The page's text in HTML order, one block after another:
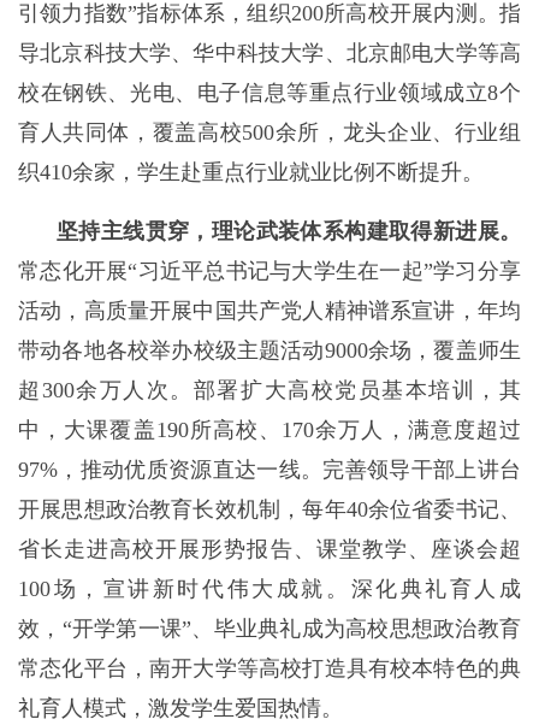
引领力指数”指标体系，组织200所高校开展内测。指
导北京科技大学、华中科技大学、北京邮电大学等高
校在钢铁、光电、电子信息等重点行业领域成立8个
育人共同体，覆盖高校500余所，龙头企业、行业组
织410余家，学生赴重点行业就业比例不断提升。
坚持主线贯穿，理论武装体系构建取得新进展。
常态化开展“习近平总书记与大学生在一起”学习分享
活动，高质量开展中国共产党人精神谱系宣讲，年均
带动各地各校举办校级主题活动9000余场，覆盖师生
超300余万人次。部署扩大高校党员基本培训，其
中，大课覆盖190所高校、170余万人，满意度超过
97%，推动优质资源直达一线。完善领导干部上讲台
开展思想政治教育长效机制，每年40余位省委书记、
省长走进高校开展形势报告、课堂教学、座谈会超
100场，宣讲新时代伟大成就。深化典礼育人成
效，“开学第一课”、毕业典礼成为高校思想政治教育
常态化平台，南开大学等高校打造具有校本特色的典
礼育人模式，激发学生爱国热情。